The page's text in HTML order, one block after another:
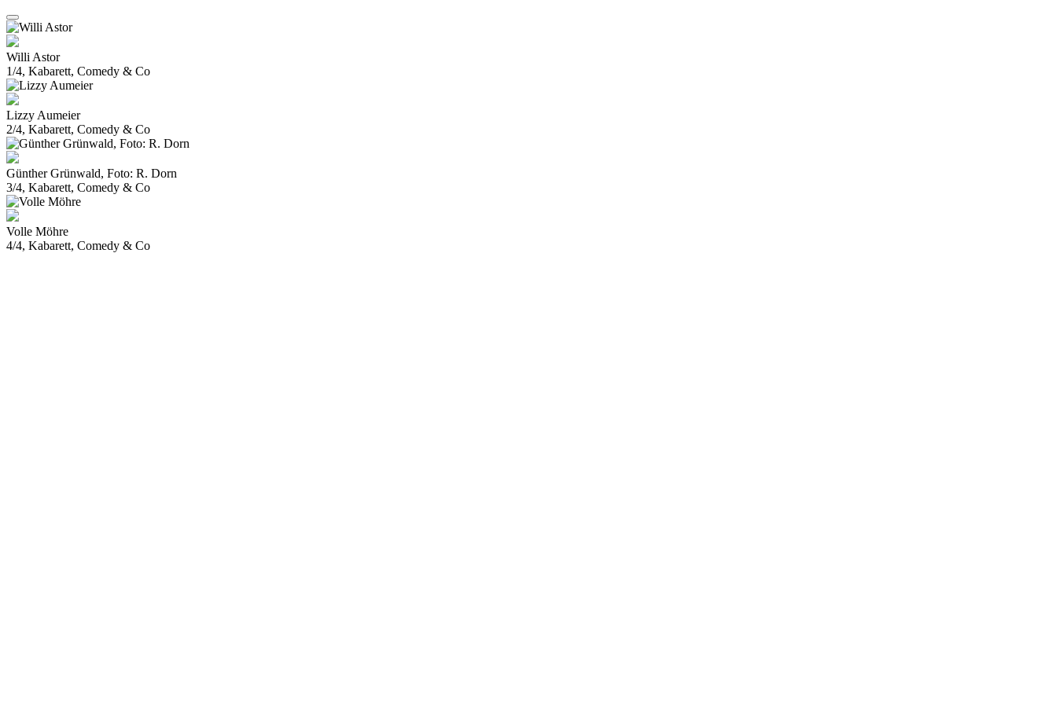
Willi Astor
1/4, Kabarett, Comedy & Co
Lizzy Aumeier
2/4, Kabarett, Comedy & Co
Günther Grünwald, Foto: R. Dorn
3/4, Kabarett, Comedy & Co
Volle Möhre
4/4, Kabarett, Comedy & Co